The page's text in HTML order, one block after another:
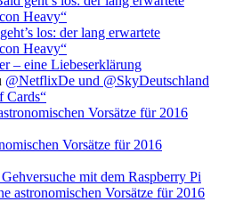
Heavy“
los: der lang erwartete
Heavy“
– eine Liebeserklärung
@NetflixDe und @SkyDeutschland
Cards“
Vorsätze für 2016
Vorsätze für 2016
mit dem Raspberry Pi
astronomischen Vorsätze für 2016